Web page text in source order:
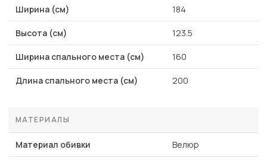
Ширина (см) 184
Высота (см) 123.5
Ширина спального места (см) 160
Длина спального места (см) 200
МАТЕРИАЛЫ
Материал обивки Велюр